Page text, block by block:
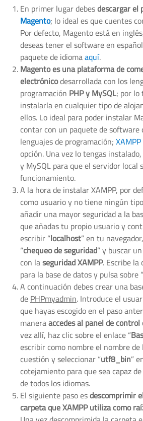
En primer lugar debesdescargar el
Magento; lo ideal es que cuentes
Por defecto, Magento está en
deseas tener el software en
paquete de idiomaaquí.
Magento es una plataforma de
electrónicodesarrollada con los
programación PHP y MySQL; por lo
instalarla en cualquier tipo de
ellos. Lo ideal para poder instalar
contar con un paquete de software
lenguajes de programación;XAMPP
opción. Una vez lo tengas
y MySQL para que el servidor local
funcionamiento.
A la hora de instalar XAMPP, por
como usuario y no tiene ningún
añadir una mayor seguridad a la
que añadas tu propio usuario y
escribir “localhost” en tu
“chequeo de seguridad” y buscar
con laseguridad XAMPP. Escribe la
para la base de datos y pulsa sobre “
A continuación debes crear una
dePHPmyadmin. Introduce el
que hayas escogido en el paso
maneraaccedes al panel de
vez allí, haz clic sobre el enlace “
escribir como nombre el nombre
cuestión y seleccionar “utf8_bin”
cotejamiento para que sea capaz
de todos los idiomas.
El siguiente paso esdescomprimir
carpeta que XAMPP utiliza como